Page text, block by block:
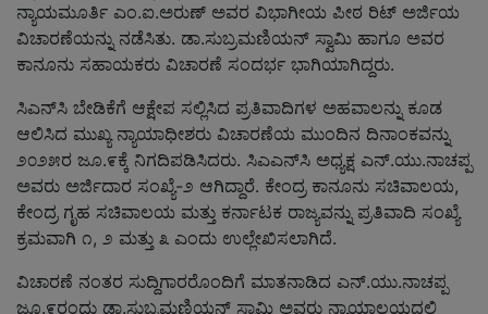
ನ್ಯಾಯಮೂರ್ತಿ ಎಂ.ಐ.ಅರುಣ್ ಅವರ ವಿಭಾಗೀಯ ಪೀಠ ರಿಟ್ ಅರ್ಜಿಯ
ವಿಚಾರಣೆಯನ್ನು ನಡೆಸಿತು. ಡಾ.ಸುಬ್ರಮಣಿಯನ್ ಸ್ವಾಮಿ ಹಾಗೂ ಅವರ
ಕಾನೂನು ಸಹಾಯಕರು ವಿಚಾರಣೆ ಸಂದರ್ಭ ಭಾಗಿಯಾಗಿದ್ದರು.
ಸಿಎನ್‌ಸಿ ಬೇಡಿಕೆಗೆ ಆಕ್ಷೇಪ ಸಲ್ಲಿಸಿದ ಪ್ರತಿವಾದಿಗಳ ಅಹವಾಲನ್ನು ಕೂಡ
ಆಲಿಸಿದ ಮುಖ್ಯ ನ್ಯಾಯಾಧೀಶರು ವಿಚಾರಣೆಯ ಮುಂದಿನ ದಿನಾಂಕವನ್ನು
೨೦೨೫ರ ಜೂ.೯ಕ್ಕೆ ನಿಗದಿಪಡಿಸಿದರು. ಸಿಎಎನ್‌ಸಿ ಅಧ್ಯಕ್ಷ ಎನ್.ಯು.ನಾಚಪ್ಪ
ಅವರು ಅರ್ಜಿದಾರ ಸಂಖ್ಯೆ-೨ ಆಗಿದ್ದಾರೆ. ಕೇಂದ್ರ ಕಾನೂನು ಸಚಿವಾಲಯ,
ಕೇಂದ್ರ ಗೃಹ ಸಚಿವಾಲಯ ಮತ್ತು ಕರ್ನಾಟಕ ರಾಜ್ಯವನ್ನು ಪ್ರತಿವಾದಿ ಸಂಖ್ಯೆ
ಕ್ರಮವಾಗಿ ೧, ೨ ಮತ್ತು ೩ ಎಂದು ಉಲ್ಲೇಖಿಸಲಾಗಿದೆ.
ವಿಚಾರಣೆ ನಂತರ ಸುದ್ದಿಗಾರರೊಂದಿಗೆ ಮಾತನಾಡಿದ ಎನ್.ಯು.ನಾಚಪ್ಪ
ಜೂ.೯ರಂದು ಡಾ.ಸುಬ್ರಮಣಿಯನ್ ಸ್ವಾಮಿ ಅವರು ನ್ಯಾಯಾಲಯದಲ್ಲಿ